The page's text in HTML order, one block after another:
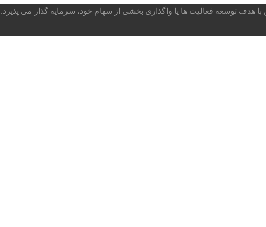
با هدف توسعه فعالیت ها یا واگذاری بخشی از سهام خود، سرمایه گذار می پذیرد. برای